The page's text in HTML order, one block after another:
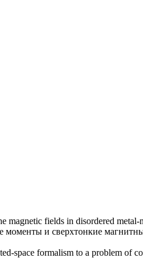
fields in disordered
и сверхтонкие
formalism to a problem of